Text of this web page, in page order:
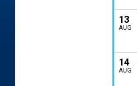
13
AUG
14
AUG